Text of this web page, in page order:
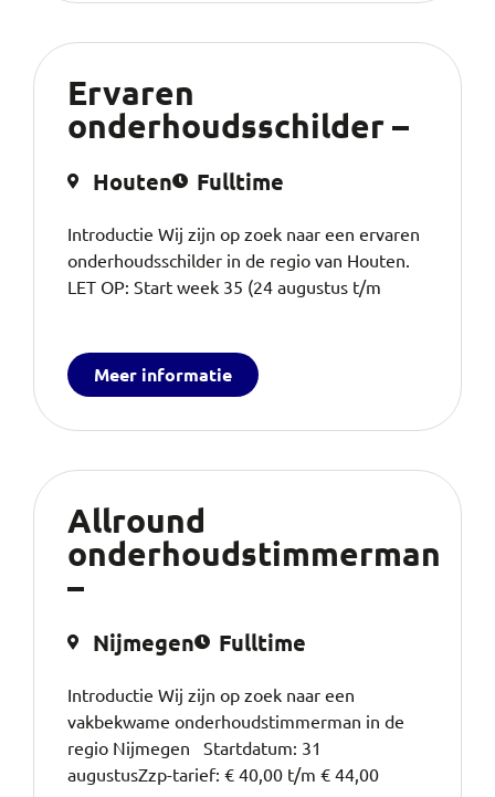
Ervaren
onderhoudsschilder –
Houten Fulltime
Introductie Wij zijn op zoek naar een ervaren
onderhoudsschilder in de regio van Houten.
LET OP: Start week 35 (24 augustus t/m
Meer informatie
Allround
onderhoudstimmerman
–
Nijmegen Fulltime
Introductie Wij zijn op zoek naar een
vakbekwame onderhoudstimmerman in de
regio Nijmegen Startdatum: 31
augustusZzp-tarief: € 40,00 t/m € 44,00